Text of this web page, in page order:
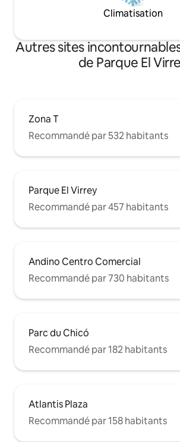
Climatisation
Autres sites
de Parque El
Zona T
Recommandé par 532 habitants
Parque El Virrey
Recommandé par 457 habitants
Andino Centro Comercial
Recommandé par 730 habitants
Parc du Chicó
Recommandé par 182 habitants
Atlantis Plaza
Recommandé par 158 habitants